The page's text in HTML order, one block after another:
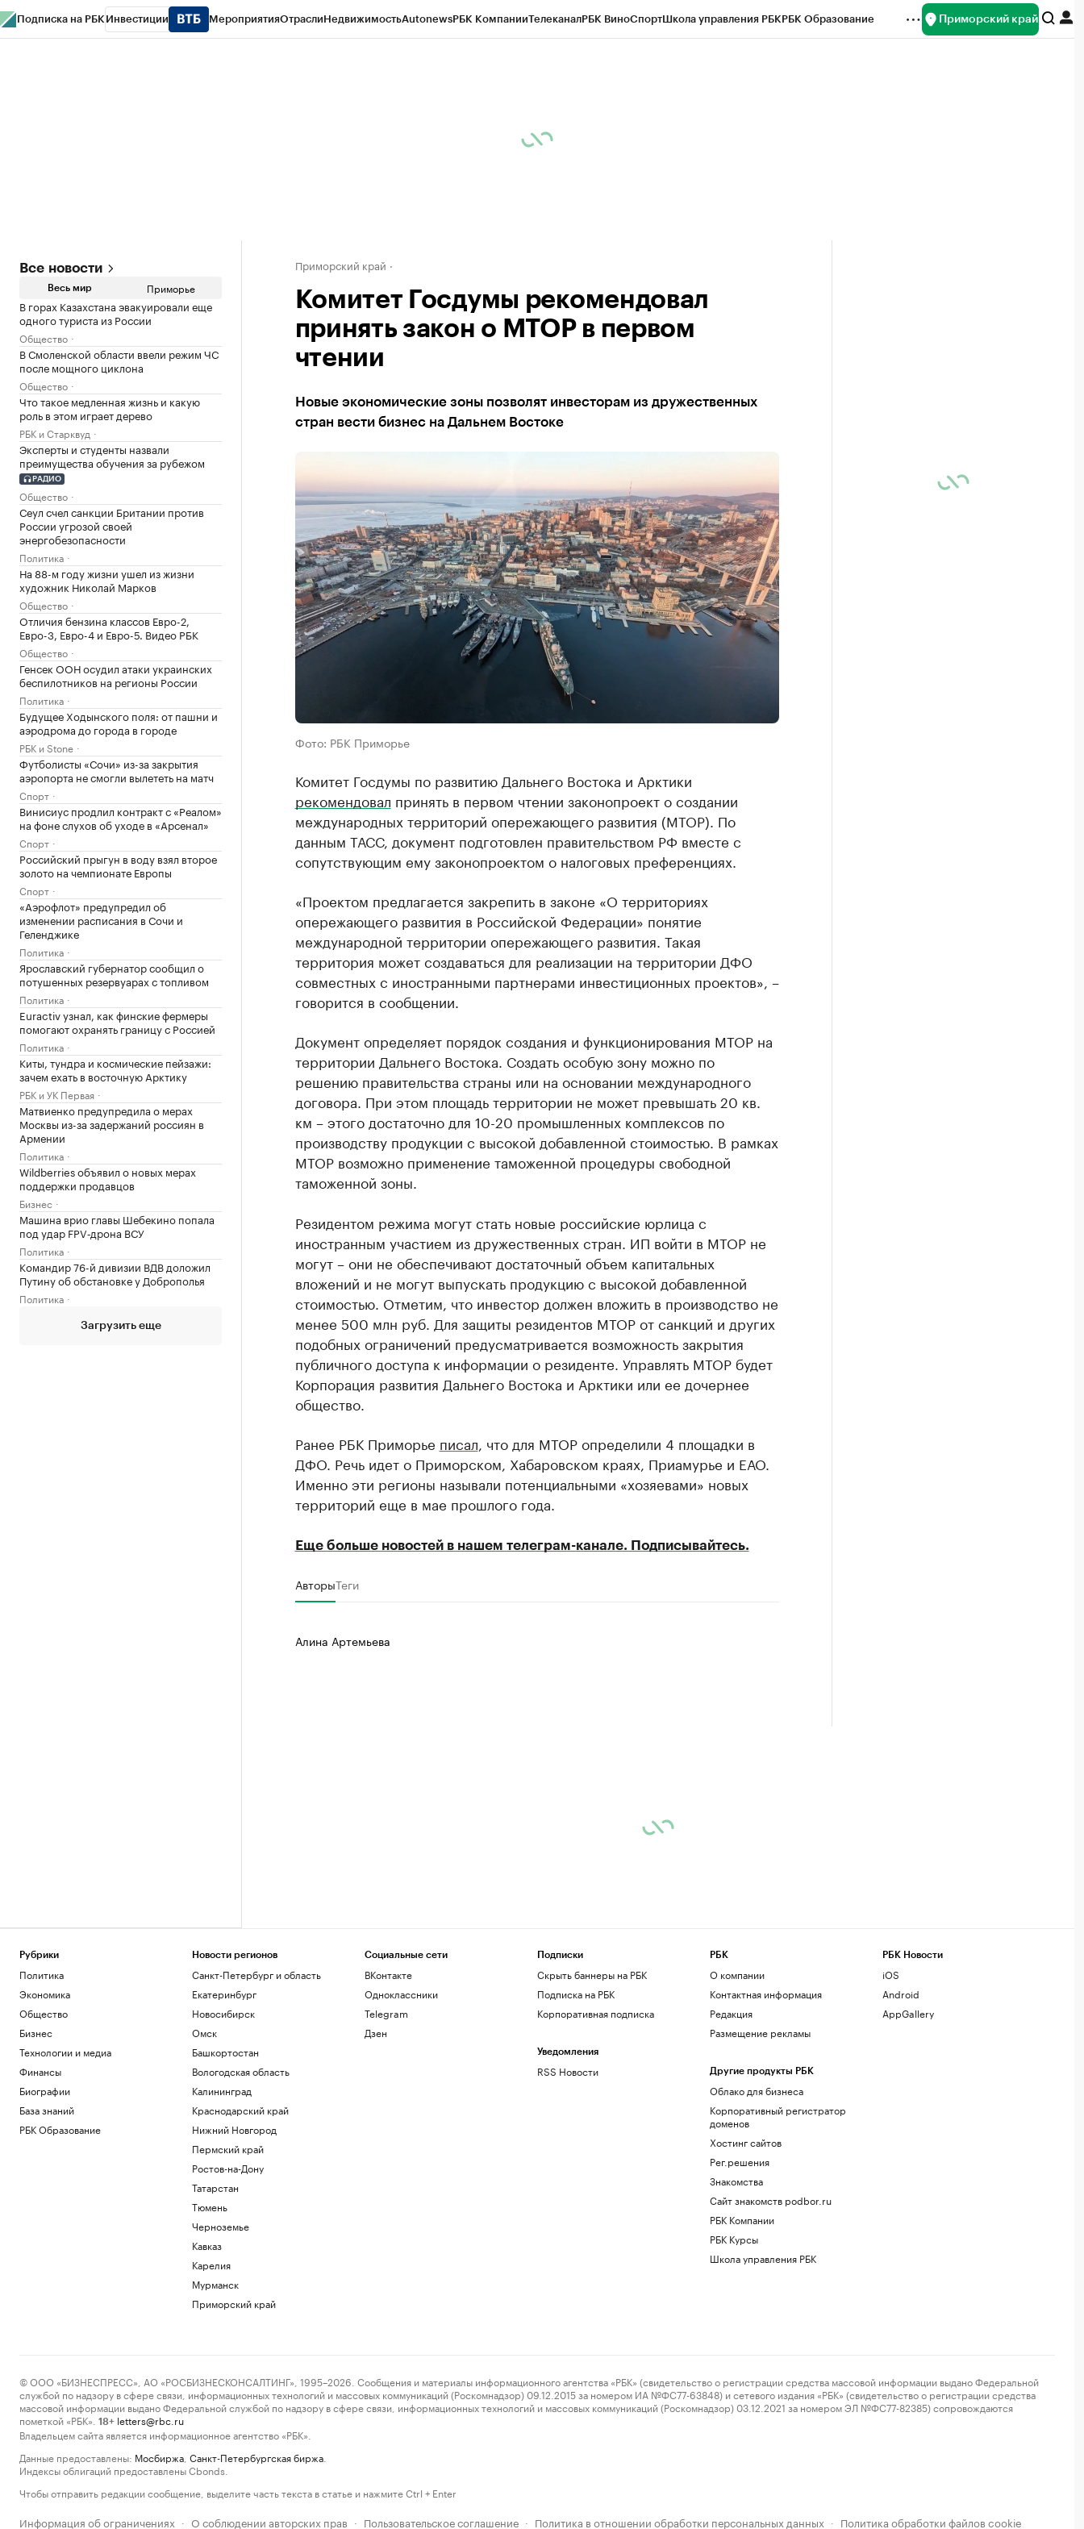
Подписка на РБК Инвестиции МероприятияОтраслиНедвижимостьAutonewsРБК КомпанииТелеканалРБК ВиноСпортШкола управления РБКРБК Образование Приморский край
Все новости
Весь мир Приморье
В горах Казахстана эвакуировали еще
одного туриста из России
Общество
В Смоленской области ввели режим ЧС
после мощного циклона
Общество
Что такое медленная жизнь и какую
роль в этом играет дерево
РБК и Старквуд
Эксперты и студенты назвали
преимущества обучения за рубежом
РАДИО
Общество
Сеул счел санкции Британии против
России угрозой своей
энергобезопасности
Политика
На 88-м году жизни ушел из жизни
художник Николай Марков
Общество
Отличия бензина классов Евро-2,
Евро-3, Евро-4 и Евро-5. Видео РБК
Общество
Генсек ООН осудил атаки украинских
беспилотников на регионы России
Политика
Будущее Ходынского поля: от пашни и
аэродрома до города в городе
РБК и Stone
Футболисты «Сочи» из-за закрытия
аэропорта не смогли вылететь на матч
Спорт
Винисиус продлил контракт с «Реалом»
на фоне слухов об уходе в «Арсенал»
Спорт
Российский прыгун в воду взял второе
золото на чемпионате Европы
Спорт
«Аэрофлот» предупредил об
изменении расписания в Сочи и
Геленджике
Политика
Ярославский губернатор сообщил о
потушенных резервуарах с топливом
Политика
Euractiv узнал, как финские фермеры
помогают охранять границу с Россией
Политика
Киты, тундра и космические пейзажи:
зачем ехать в восточную Арктику
РБК и УК Первая
Матвиенко предупредила о мерах
Москвы из-за задержаний россиян в
Армении
Политика
Wildberries объявил о новых мерах
поддержки продавцов
Бизнес
Машина врио главы Шебекино попала
под удар FPV‑дрона ВСУ
Политика
Командир 76-й дивизии ВДВ доложил
Путину об обстановке у Доброполья
Политика
Загрузить еще
Приморский край
Комитет Госдумы рекомендовал
принять закон о МТОР в первом
чтении
Новые экономические зоны позволят инвесторам из дружественных
стран вести бизнес на Дальнем Востоке
Фото: РБК Приморье
Комитет Госдумы по развитию Дальнего Востока и Арктики
рекомендовал принять в первом чтении законопроект о создании
международных территорий опережающего развития (МТОР). По
данным ТАСС, документ подготовлен правительством РФ вместе с
сопутствующим ему законопроектом о налоговых преференциях.
«Проектом предлагается закрепить в законе «О территориях
опережающего развития в Российской Федерации» понятие
международной территории опережающего развития. Такая
территория может создаваться для реализации на территории ДФО
совместных с иностранными партнерами инвестиционных проектов», –
говорится в сообщении.
Документ определяет порядок создания и функционирования МТОР на
территории Дальнего Востока. Создать особую зону можно по
решению правительства страны или на основании международного
договора. При этом площадь территории не может превышать 20 кв.
км – этого достаточно для 10-20 промышленных комплексов по
производству продукции с высокой добавленной стоимостью. В рамках
МТОР возможно применение таможенной процедуры свободной
таможенной зоны.
Резидентом режима могут стать новые российские юрлица с
иностранным участием из дружественных стран. ИП войти в МТОР не
могут – они не обеспечивают достаточный объем капитальных
вложений и не могут выпускать продукцию с высокой добавленной
стоимостью. Отметим, что инвестор должен вложить в производство не
менее 500 млн руб. Для защиты резидентов МТОР от санкций и других
подобных ограничений предусматривается возможность закрытия
публичного доступа к информации о резиденте. Управлять МТОР будет
Корпорация развития Дальнего Востока и Арктики или ее дочернее
общество.
Ранее РБК Приморье писал , что для МТОР определили 4 площадки в
ДФО. Речь идет о Приморском, Хабаровском краях, Приамурье и ЕАО.
Именно эти регионы называли потенциальными «хозяевами» новых
территорий еще в мае прошлого года.
Еще больше новостей в нашем телеграм-канале. Подписывайтесь.
АвторыТеги
Алина Артемьева
Рубрики
Политика
Экономика
Общество
Бизнес
Технологии и медиа
Финансы
Биографии
База знаний
РБК Образование
Новости регионов
Санкт-Петербург и область
Екатеринбург
Новосибирск
Омск
Башкортостан
Вологодская область
Калининград
Краснодарский край
Нижний Новгород
Пермский край
Ростов-на-Дону
Татарстан
Тюмень
Черноземье
Кавказ
Карелия
Мурманск
Приморский край
Социальные сети
ВКонтакте
Одноклассники
Telegram
Дзен
Подписки
Скрыть баннеры на РБК
Подписка на РБК
Корпоративная подписка
Уведомления
RSS Новости
РБК
О компании
Контактная информация
Редакция
Размещение рекламы
Другие продукты РБК
Облако для бизнеса
Корпоративный регистратор
доменов
Хостинг сайтов
Рег.решения
Знакомства
Сайт знакомств podbor.ru
РБК Компании
РБК Курсы
Школа управления РБК
РБК Новости
iOS
Android
AppGallery
© ООО «БИЗНЕСПРЕСС», АО «РОСБИЗНЕСКОНСАЛТИНГ», 1995–2026. Сообщения и материалы информационного агентства «РБК» (свидетельство о регистрации средства массовой информации выдано Федеральной
службой по надзору в сфере связи, информационных технологий и массовых коммуникаций (Роскомнадзор) 09.12.2015 за номером ИА №ФС77-63848) и сетевого издания «РБК» (свидетельство о регистрации средства
массовой информации выдано Федеральной службой по надзору в сфере связи, информационных технологий и массовых коммуникаций (Роскомнадзор) 03.12.2021 за номером ЭЛ №ФС77-82385) сопровождаются
пометкой «РБК».
18+ letters@rbc.ru
Владельцем сайта является информационное агентство «РБК».
Данные предоставлены: Мосбиржа Санкт-Петербургская биржа
Индексы облигаций предоставлены Cbonds.
Чтобы отправить редакции сообщение, выделите часть текста в статье и нажмите Ctrl + Enter
Информация об ограничениях · О соблюдении авторских прав · Пользовательское соглашение · Политика в отношении обработки персональных данных · Политика обработки файлов cookie